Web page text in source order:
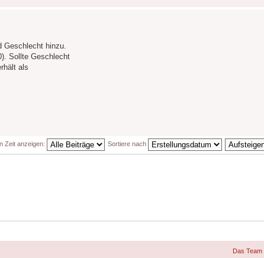
Geschlecht hinzu.
Sollte Geschlecht
als
Zeit anzeigen: Sortiere nach
Das Team